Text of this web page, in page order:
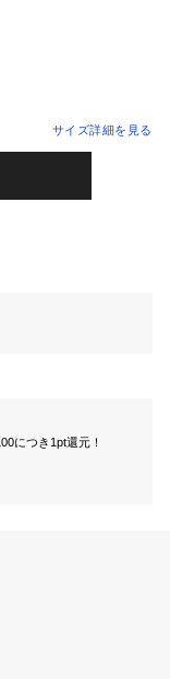
サイズ詳細を見る
につき1pt還元！